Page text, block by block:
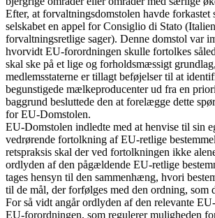
Efter, at forvaltningsdomstolen havde forkastet
selskabet en appel for Consiglio di Stato
forvaltningsretlige sager). Denne domstol var
hvorvidt EU-forordningen skulle fortolkes
skal ske på et lige og forholdsmæssigt
medlemsstaterne er tillagt beføjelser til at
begunstigede mælkeproducenter ud fra en
baggrund besluttede den at forelægge dette
for EU-Domstolen.
EU-Domstolen indledte med at henvise til sin
vedrørende fortolkning af EU-retlige
retspraksis skal der ved fortolkningen ikke
ordlyden af den pågældende EU-retlige
tages hensyn til den sammenhæng, hvori
til de mål, der forfølges med den ordning, som
For så vidt angår ordlyden af den relevante
EU-forordningen, som regulerer muligheden